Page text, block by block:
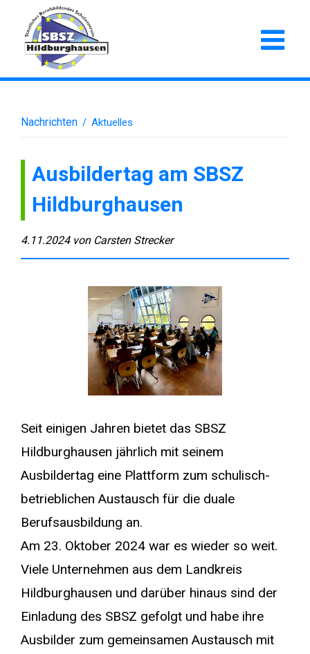
Nachrichten / Aktuelles
Ausbildertag am SBSZ
Hildburghausen
4.11.2024 von Carsten Strecker
Seit einigen Jahren bietet das SBSZ
Hildburghausen jährlich mit seinem
Ausbildertag eine Plattform zum schulisch-
betrieblichen Austausch für die duale
Berufsausbildung an.
Am 23. Oktober 2024 war es wieder so weit.
Viele Unternehmen aus dem Landkreis
Hildburghausen und darüber hinaus sind der
Einladung des SBSZ gefolgt und habe ihre
Ausbilder zum gemeinsamen Austausch mit